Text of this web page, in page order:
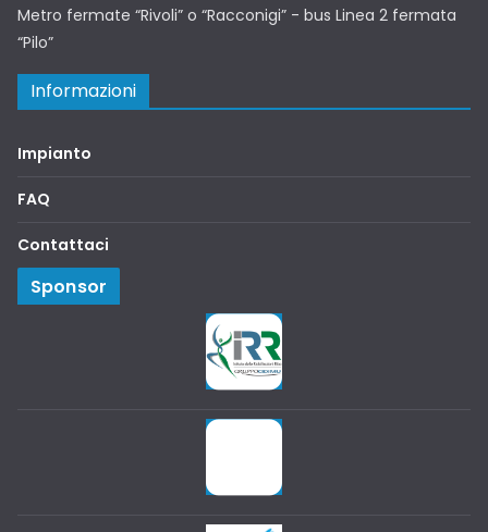
Metro fermate “Rivoli” o “Racconigi” - bus Linea 2 fermata
“Pilo”
Informazioni
Impianto
FAQ
Contattaci
Sponsor